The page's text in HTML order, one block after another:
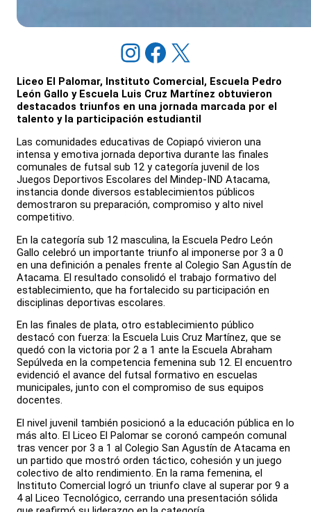
Instagram Facebook X
Liceo El Palomar, Instituto Comercial, Escuela Pedro
León Gallo y Escuela Luis Cruz Martínez obtuvieron
destacados triunfos en una jornada marcada por el
talento y la participación estudiantil
Las comunidades educativas de Copiapó vivieron una
intensa y emotiva jornada deportiva durante las finales
comunales de futsal sub 12 y categoría juvenil de los
Juegos Deportivos Escolares del Mindep-IND Atacama,
instancia donde diversos establecimientos públicos
demostraron su preparación, compromiso y alto nivel
competitivo.
En la categoría sub 12 masculina, la Escuela Pedro León
Gallo celebró un importante triunfo al imponerse por 3 a 0
en una definición a penales frente al Colegio San Agustín de
Atacama. El resultado consolidó el trabajo formativo del
establecimiento, que ha fortalecido su participación en
disciplinas deportivas escolares.
En las finales de plata, otro establecimiento público
destacó con fuerza: la Escuela Luis Cruz Martínez, que se
quedó con la victoria por 2 a 1 ante la Escuela Abraham
Sepúlveda en la competencia femenina sub 12. El encuentro
evidenció el avance del futsal formativo en escuelas
municipales, junto con el compromiso de sus equipos
docentes.
El nivel juvenil también posicionó a la educación pública en lo
más alto. El Liceo El Palomar se coronó campeón comunal
tras vencer por 3 a 1 al Colegio San Agustín de Atacama en
un partido que mostró orden táctico, cohesión y un juego
colectivo de alto rendimiento. En la rama femenina, el
Instituto Comercial logró un triunfo clave al superar por 9 a
4 al Liceo Tecnológico, cerrando una presentación sólida